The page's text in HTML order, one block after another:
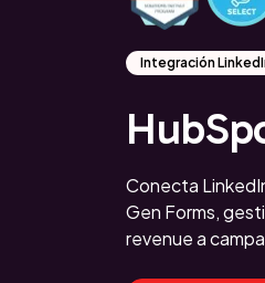
Integración
Conecta
Gen Forms,
revenue a